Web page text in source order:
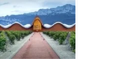
Parlamento de
La Rioja